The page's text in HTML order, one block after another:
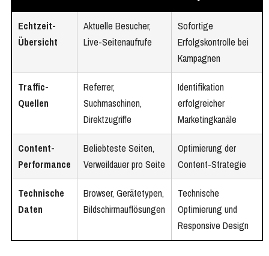
Echtzeit-
Übersicht
Aktuelle Besucher,
Live-Seitenaufrufe
Sofortige
Erfolgskontrolle bei
Kampagnen
Traffic-
Quellen
Referrer,
Suchmaschinen,
Direktzugriffe
Identifikation
erfolgreicher
Marketingkanäle
Content-
Performance
Beliebteste Seiten,
Verweildauer pro Seite
Optimierung der
Content-Strategie
Technische
Daten
Browser, Gerätetypen,
Bildschirmauflösungen
Technische
Optimierung und
Responsive Design